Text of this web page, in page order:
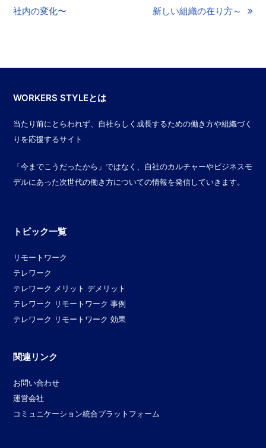
社内の変化〜
新しい組織の在り方～
WORKERS STYLEとは
当たり前にとらわれず、自社らしく成長するための働き方や組織づく
りを応援するサイト
「今までこうだったから」ではなく、自社のカルチャーやビジネスモ
デルにあった次世代の働き方についての情報を発信していきます。
トピック一覧
リモートワーク
テレワーク
テレワーク メリット デメリット
テレワーク リモートワーク 事例
テレワーク リモートワーク 効果
関連リンク
お問い合わせ
運営会社
コミュニケーション統合プラットフォーム